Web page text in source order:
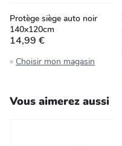
Protège siège auto noir
140x120cm
14,99 €
Choisir mon magasin
Vous aimerez aussi